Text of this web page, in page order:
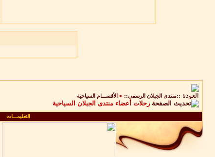
::منتدى الجبلان الرسمي:: > الأقســـام السياحية
رحلات أعضاء منتدى الجبلان السياحية
التعليمـــات